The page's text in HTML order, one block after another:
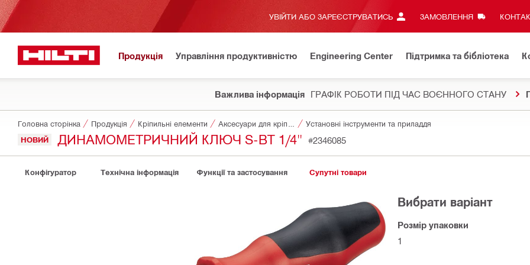
УВІЙТИ АБО ЗАРЕЄСТРУВАТИСЬ ЗАМОВЛЕННЯ
Продукція Управління продуктивністю Engineering Center Підтримка та бібліотека
Важлива інформація ГРАФІК РОБОТИ ПІД ЧАС ВОЄННОГО СТАНУ
Головна сторінка Продукція Кріпильні елементи Установні інструменти та приладдя
НОВИЙ ДИНАМОМЕТРИЧНИЙ КЛЮЧ S-BT 1/4" #2346085
Конфігуратор Технічна інформація Функції та застосування Супутні товари
Вибрати варіант
Розмір упаковки
1